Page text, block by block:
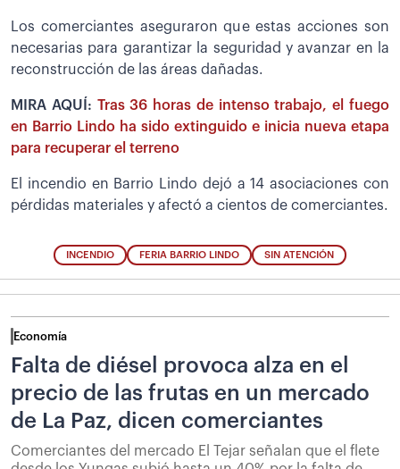
Los comerciantes aseguraron que estas acciones son
necesarias para garantizar la seguridad y avanzar en la
reconstrucción de las áreas dañadas.
MIRA AQUÍ: Tras 36 horas de intenso trabajo, el fuego
en Barrio Lindo ha sido extinguido e inicia nueva etapa
para recuperar el terreno
El incendio en Barrio Lindo dejó a 14 asociaciones con
pérdidas materiales y afectó a cientos de comerciantes.
INCENDIO FERIA BARRIO LINDO SIN ATENCIÓN
Economía
Falta de diésel provoca alza en el
precio de las frutas en un mercado
de La Paz, dicen comerciantes
Comerciantes del mercado El Tejar señalan que el flete